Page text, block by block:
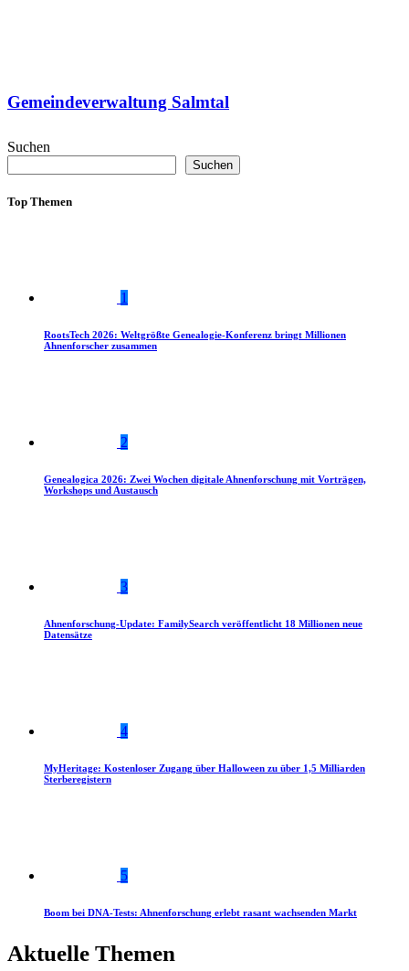
Gemeindeverwaltung Salmtal
Suchen
Suchen
Top Themen
1
RootsTech 2026: Weltgrößte Genealogie-Konferenz bringt Millionen
Ahnenforscher zusammen
2
Genealogica 2026: Zwei Wochen digitale Ahnenforschung mit Vorträgen,
Workshops und Austausch
3
Ahnenforschung-Update: FamilySearch veröffentlicht 18 Millionen neue
Datensätze
4
MyHeritage: Kostenloser Zugang über Halloween zu über 1,5 Milliarden
Sterberegistern
5
Boom bei DNA-Tests: Ahnenforschung erlebt rasant wachsenden Markt
Aktuelle Themen